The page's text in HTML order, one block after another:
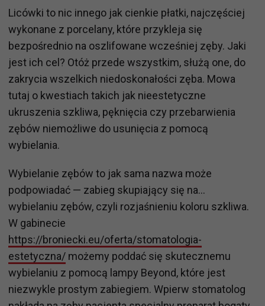
Licówki to nic innego jak cienkie płatki, najczęściej
wykonane z porcelany, które przykleja się
bezpośrednio na oszlifowane wcześniej zęby. Jaki
jest ich cel? Otóż przede wszystkim, służą one, do
zakrycia wszelkich niedoskonałości zęba. Mowa
tutaj o kwestiach takich jak nieestetyczne
ukruszenia szkliwa, pęknięcia czy przebarwienia
zębów niemożliwe do usunięcia z pomocą
wybielania.
Wybielanie zębów to jak sama nazwa może
podpowiadać — zabieg skupiający się na…
wybielaniu zębów, czyli rozjaśnieniu koloru szkliwa.
W gabinecie
https://broniecki.eu/oferta/stomatologia-
estetyczna/ możemy poddać się skutecznemu
wybielaniu z pomocą lampy Beyond, które jest
niezwykle prostym zabiegiem. Wpierw stomatolog